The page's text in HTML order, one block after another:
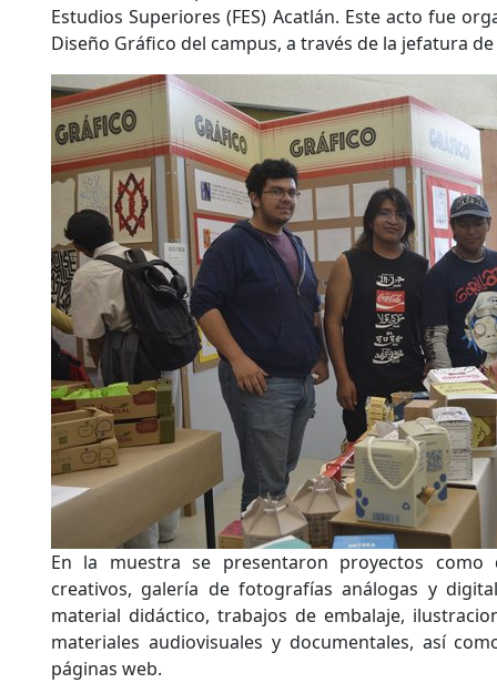
Estudios Superiores (FES) Acatlán. Este acto fue
Diseño Gráfico del campus, a través de la jefatura
En la muestra se presentaron proyectos como
creativos, galería de fotografías análogas y
material didáctico, trabajos de embalaje,
materiales audiovisuales y documentales, así
páginas web.